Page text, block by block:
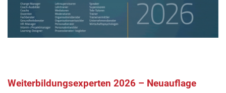
Weiterbildungsexperten 2026 – Neuauflage